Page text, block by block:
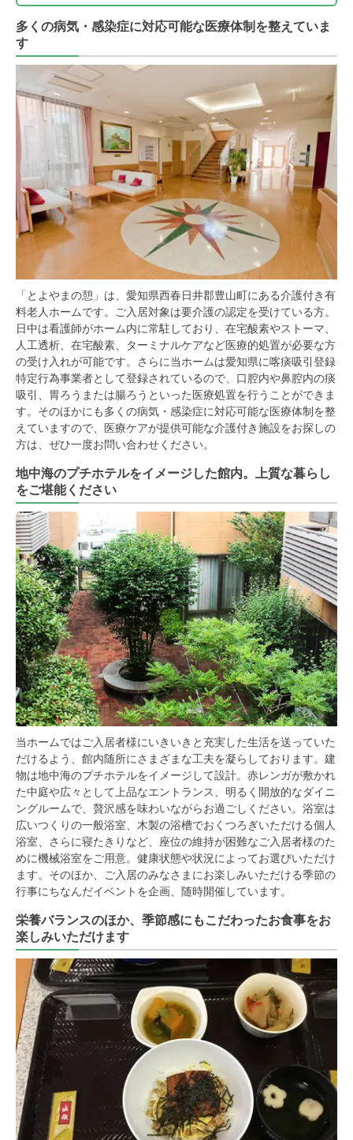
多くの病気・感染症に対応可能な医療体制を整えていま
す
「とよやまの憩」は、愛知県西春日井郡豊山町にある介護付き有
料老人ホームです。ご入居対象は要介護の認定を受けている方。
日中は看護師がホーム内に常駐しており、在宅酸素やストーマ、
人工透析、在宅酸素、ターミナルケアなど医療的処置が必要な方
の受け入れが可能です。さらに当ホームは愛知県に喀痰吸引登録
特定行為事業者として登録されているので、口腔内や鼻腔内の痰
吸引、胃ろうまたは腸ろうといった医療処置を行うことができま
す。そのほかにも多くの病気・感染症に対応可能な医療体制を整
えていますので、医療ケアが提供可能な介護付き施設をお探しの
方は、ぜひ一度お問い合わせください。
地中海のプチホテルをイメージした館内。上質な暮らし
をご堪能ください
当ホームではご入居者様にいきいきと充実した生活を送っていた
だけるよう、館内随所にさまざまな工夫を凝らしております。建
物は地中海のプチホテルをイメージして設計。赤レンガが敷かれ
た中庭や広々として上品なエントランス、明るく開放的なダイニ
ングルームで、贅沢感を味わいながらお過ごしください。浴室は
広いつくりの一般浴室、木製の浴槽でおくつろぎいただける個人
浴室、さらに寝たきりなど、座位の維持が困難なご入居者様のた
めに機械浴室をご用意。健康状態や状況によってお選びいただけ
ます。そのほか、ご入居のみなさまにお楽しみいただける季節の
行事にちなんだイベントを企画、随時開催しています。
栄養バランスのほか、季節感にもこだわったお食事をお
楽しみいただけます